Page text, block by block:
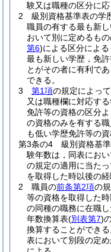
験又は職種の区分に応
2
級別資格基準表の学
職員の有する最も新
おいて別に定めるも
第6)による区分による
最も新しい学歴，免
とがその者に有利で
できる。
3
第1項の規定によっ
又は職種欄に対応す
免許等の資格の区分
の資格のみを有する
も低い学歴免許等の資
第3条の4
級別資格基
験年数は，同表にお
の規定の適用に当た
を取得した時以後の経
2
職員の前条第2項の
等の資格を取得した
の同種の職務に在職
年数換算表(別表第7)
換算することができる
表において別段の定